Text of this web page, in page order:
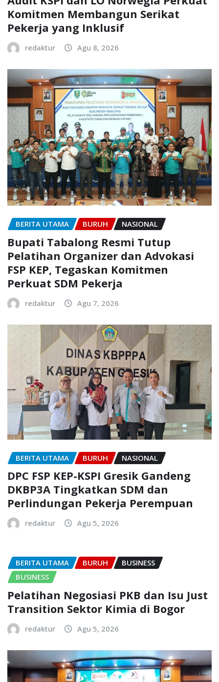
Komitmen Membangun Serikat
Pekerja yang Inklusif
redaktur Agu 8, 2026
BERITA UTAMA BURUH NASIONAL
Bupati Tabalong Resmi Tutup
Pelatihan Organizer dan Advokasi
FSP KEP, Tegaskan Komitmen
Perkuat SDM Pekerja
redaktur Agu 7, 2026
BERITA UTAMA BURUH NASIONAL
DPC FSP KEP-KSPI Gresik Gandeng
DKBP3A Tingkatkan SDM dan
Perlindungan Pekerja Perempuan
redaktur Agu 5, 2026
BERITA UTAMA BURUH
BUSINESS
BUSINESS
Pelatihan Negosiasi PKB dan Isu Just
Transition Sektor Kimia di Bogor
redaktur Agu 5, 2026